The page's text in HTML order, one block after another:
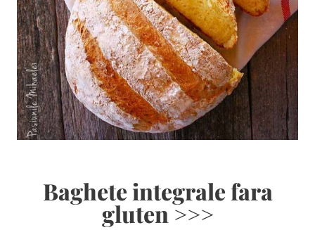
Baghete integrale fara
gluten >>>